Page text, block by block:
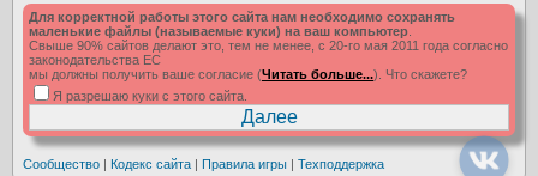
Для корректной работы этого сайта нам необходимо сохранять
маленькие файлы (называемые куки) на ваш компьютер.
Свыше 90% сайтов делают это, тем не менее, с 20-го мая 2011 года согласно
законодательства ЕС
мы должны получить ваше согласие (Читать больше...). Что скажете?
Я разрешаю куки с этого сайта.
Сообщество Кодекс сайта Правила игры Техподдержка